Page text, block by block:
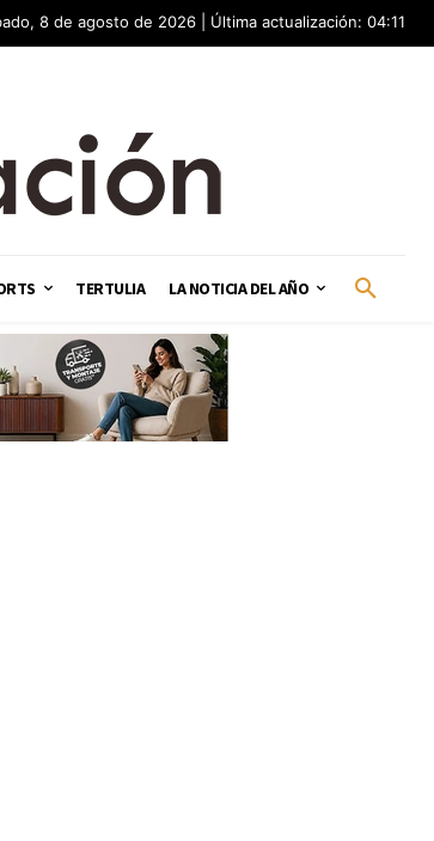
8 de agosto de 2026 | Última actualización: 04:11
TERTULIA LA NOTICIA DEL AÑO